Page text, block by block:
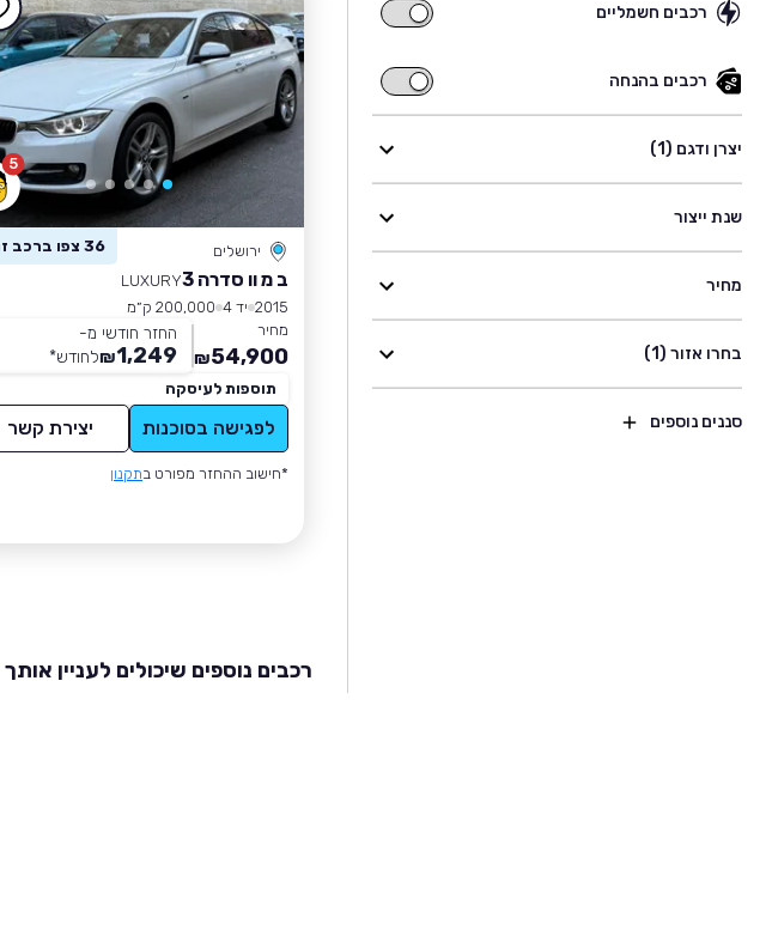
רכבים חשמליים
רכבים
רכבים בהנחה
רכבים
בהנחה
יצרן ודגם (1)
שנת ייצור
מחיר
בחרו אזור (1)
סננים נוספים
5
ירושלים 36 צפו ברכב זה
ב מ וו סדרה 3
LUXURY
2015 יד 4
200,000 ק״מ
מחיר
54,900
₪
החזר חודשי מ-
1,249
₪לחודש*
תוספות לעיסקה
לפגישה בסוכנות יצירת קשר
*חישוב ההחזר מפורט בתקנון
רכבים נוספים שיכולים לעניין אותך